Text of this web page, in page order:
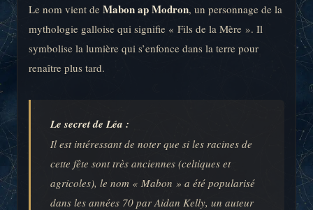
Le nom vient de Mabon ap Modron, un personnage de la
mythologie galloise qui signifie « Fils de la Mère ». Il
symbolise la lumière qui s’enfonce dans la terre pour
renaître plus tard.
Le secret de Léa :
Il est intéressant de noter que si les racines de
cette fête sont très anciennes (celtiques et
agricoles), le nom « Mabon » a été popularisé
dans les années 70 par Aidan Kelly, un auteur